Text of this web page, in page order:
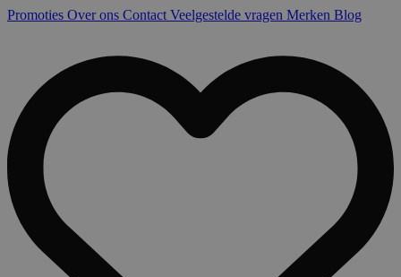
Promoties Over ons Contact Veelgestelde vragen Merken Blog